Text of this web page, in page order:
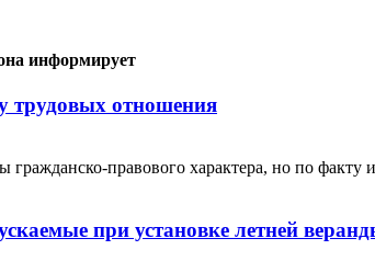
информирует
трудовых отношения
гражданско-правового характера, но по
при установке летней